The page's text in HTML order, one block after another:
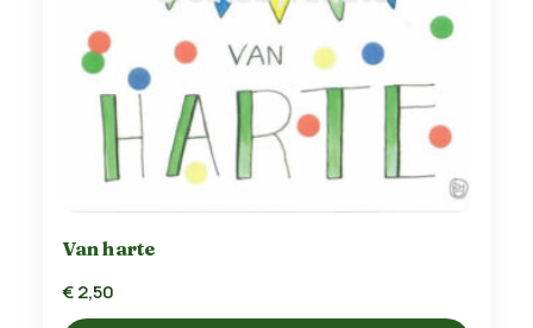
Van harte
€2,50